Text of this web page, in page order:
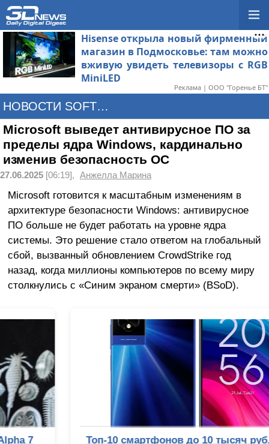
Hisense открыла новый фирменный
магазин в Подмосковье: там можно
вживую увидеть телевизоры с RGB
MiniLED
Реклама | ООО "Горенье БТ"
НОВОСТИ SOFTWARE
Microsoft выведет антивирусное ПО за
пределы ядра Windows, кардинально
изменив безопасность ОС
27.06.2025 [06:19], Анжелла Марина
Microsoft готовится к масштабным изменениям в
архитектуре безопасности Windows: антивирусное
ПО больше не будет работать на уровне ядра
системы. Это решение стало ответом на глобальный
сбой, вызванный обновлением CrowdStrike год
назад, когда миллионы компьютеров по всему миру
столкнулись с «Синим экраном смерти» (BSoD).
Топ-10 смартфонов до 10 тысяч рублей